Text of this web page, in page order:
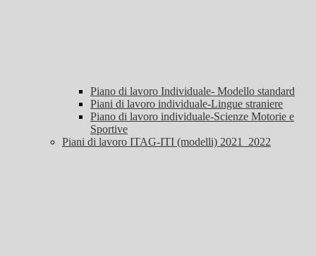
Piano di lavoro Individuale- Modello standard
Piani di lavoro individuale-Lingue straniere
Piano di lavoro individuale-Scienze Motorie e
Sportive
Piani di lavoro ITAG-ITI (modelli) 2021_2022